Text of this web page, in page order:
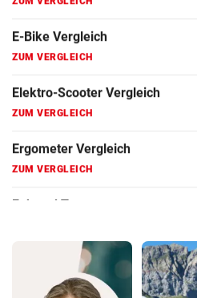
Fahrrad Test
ZUM VERGLEICH
Fahrradanhänger Vergleich
ZUM VERGLEICH
Faszienrolle Vergleich
ZUM VERGLEICH
Hoverboard Vergleich
ZUM VERGLEICH
ZUM VERGLEICH